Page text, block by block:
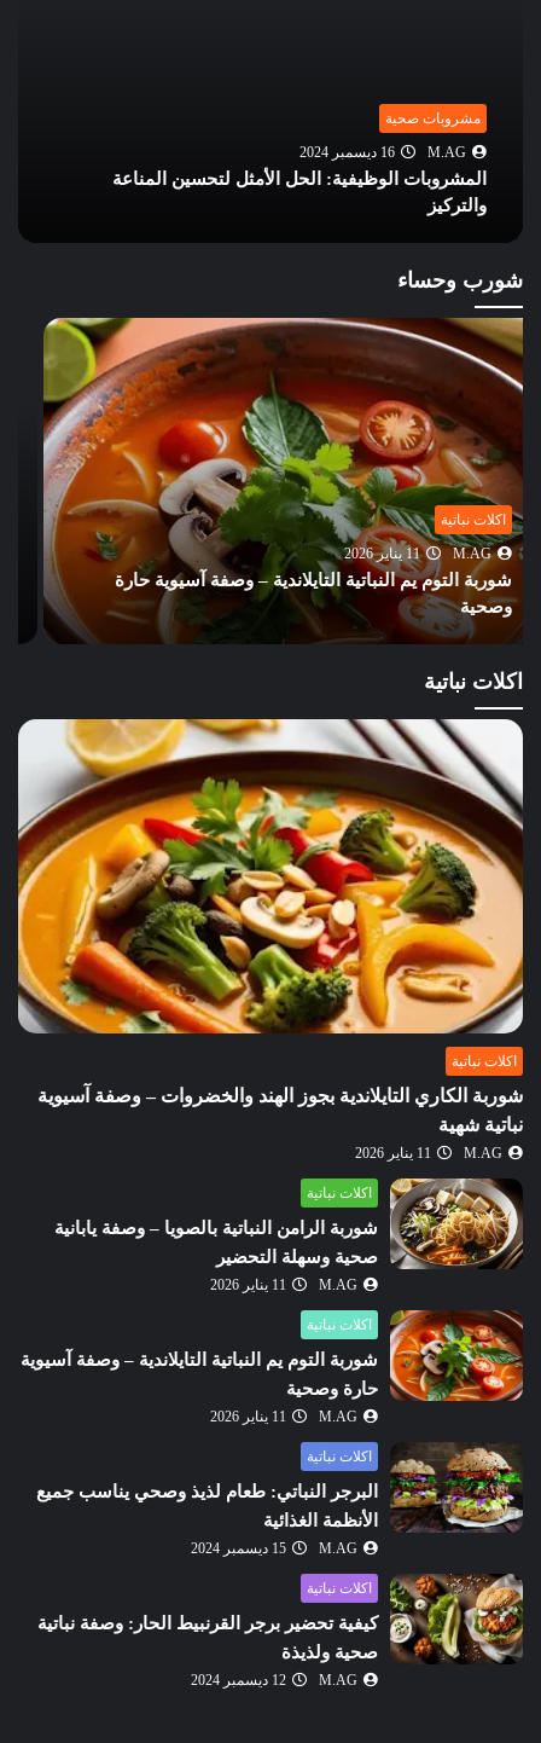
مشروبات صحية
M.AG
16 ديسمبر 2024
المشروبات الوظيفية: الحل الأمثل لتحسين المناعة
والتركيز
شورب وحساء
شورب وحساء
M.AG
11 يناير 2026
شوربة الأرز والفول السوداني الإفريقية – وصفة كريمية
غنية بالنكهات
اكلات نباتية
اكلات نباتية
شوربة الكاري التايلاندية بجوز الهند والخضروات – وصفة آسيوية
نباتية شهية
M.AG 11 يناير 2026
اكلات نباتية
شوربة الرامن النباتية بالصويا – وصفة يابانية
صحية وسهلة التحضير
M.AG 11 يناير 2026
اكلات نباتية
شوربة التوم يم النباتية التايلاندية – وصفة آسيوية
حارة وصحية
M.AG 11 يناير 2026
اكلات نباتية
البرجر النباتي: طعام لذيذ وصحي يناسب جميع
الأنظمة الغذائية
M.AG 15 ديسمبر 2024
اكلات نباتية
كيفية تحضير برجر القرنبيط الحار: وصفة نباتية
صحية ولذيذة
M.AG 12 ديسمبر 2024